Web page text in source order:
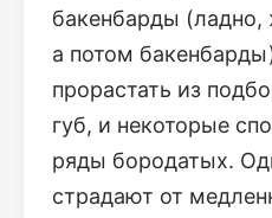
бакенбарды
а потом
прорастать из
губ, и некоторые
ряды бородатых.
страдают от